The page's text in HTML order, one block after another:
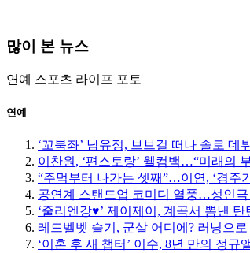
많이 본 뉴스
연예 스포츠 라이프 포토
연예
‘꼬북좌’ 남유정, 브브걸 떠나 솔로
이찬원, ‘편스토랑’ 웰컴백…“미래의
“주먹부터 나가는 셋째”…이연, ‘경주
공연계 스탠드업 코미디 열풍…성인극
‘줄리엔강♥’ 제이제이, 계곡서 뽐낸
레드벨벳 슬기, 군살 어디에? 러닝으
‘이혼 후 새 챕터’ 이수, 8년 만의 정